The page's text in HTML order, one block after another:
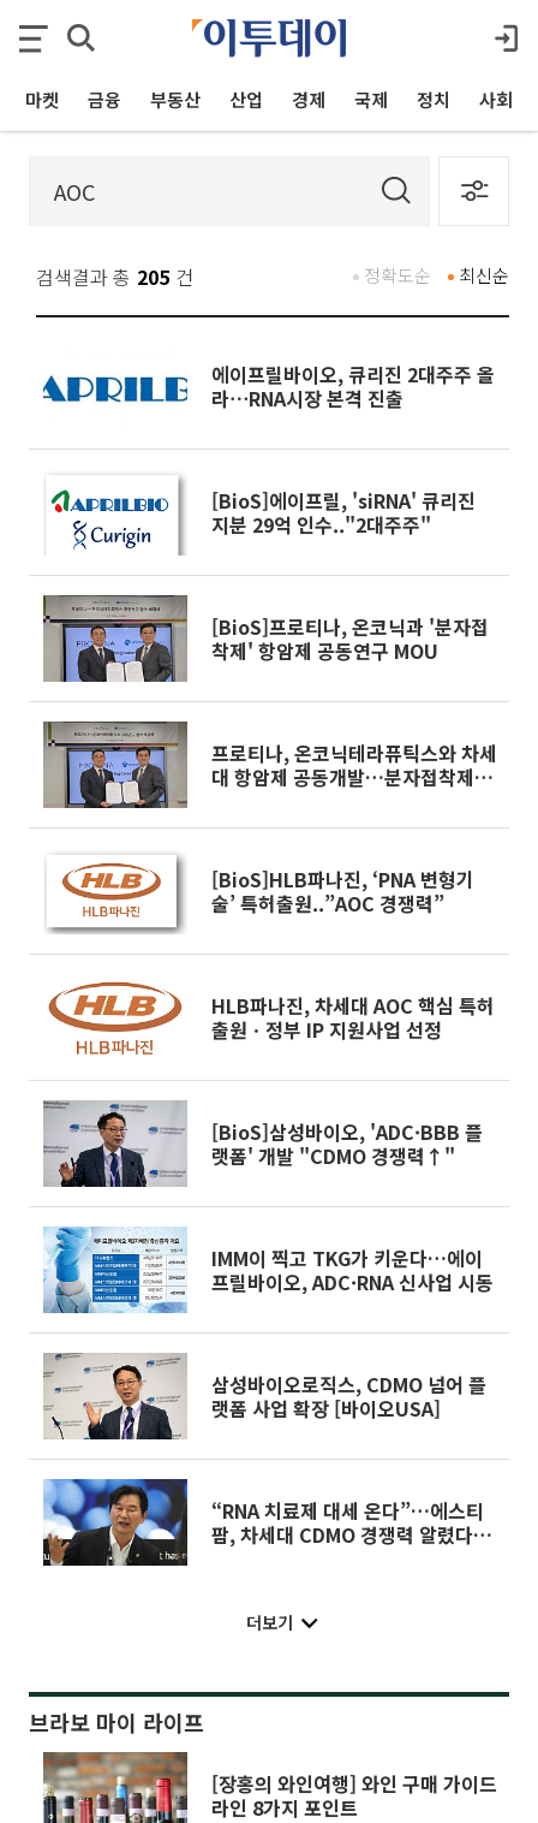
마켓 금융 부동산 산업 경제 국제 정치 사회
검색결과 총 205 건 최신순
정확도순
에이프릴바이오, 큐리진 2대주주 올
라⋯RNA시장 본격 진출
[BioS]에이프릴, 'siRNA' 큐리진
지분 29억 인수.."2대주주"
[BioS]프로티나, 온코닉과 '분자접
착제' 항암제 공동연구 MOU
프로티나, 온코닉테라퓨틱스와 차세
대 항암제 공동개발…분자접착제
[BioS]HLB파나진, ‘PNA 변형기
술’ 특허출원..”AOC 경쟁력”
HLB파나진, 차세대 AOC 핵심 특허
출원ㆍ정부 IP 지원사업 선정
[BioS]삼성바이오, 'ADC·BBB 플
랫폼' 개발 "CDMO 경쟁력↑"
IMM이 찍고 TKG가 키운다…에이
프릴바이오, ADC·RNA 신사업 시동
삼성바이오로직스, CDMO 넘어 플
랫폼 사업 확장 [바이오USA]
“RNA 치료제 대세 온다”…에스티
팜, 차세대 CDMO 경쟁력 알렸다
더보기
브라보 마이 라이프
[장홍의 와인여행] 와인 구매 가이드
라인 8가지 포인트